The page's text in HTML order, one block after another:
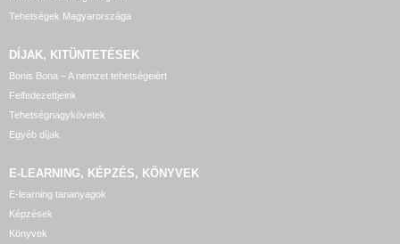
Tehetségek Magyarországa
DÍJAK, KITÜNTETÉSEK
Bonis Bona – A nemzet tehetségeiért
Felfedezettjeink
Tehetségnagykövetek
Egyéb díjak
E-LEARNING, KÉPZÉS, KÖNYVEK
E-learning tananyagok
Képzések
Könyvek